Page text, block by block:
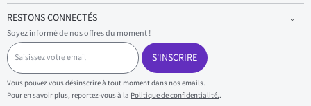
RESTONS CONNECTÉS
Soyez informé de nos offres du moment !
S
a
i
s
i
s
S'INSCRIRE
Vous pouvez vous désinscrire à tout moment dans nos emails.
Pour en savoir plus, reportez-vous à la Politique de confidentialité..